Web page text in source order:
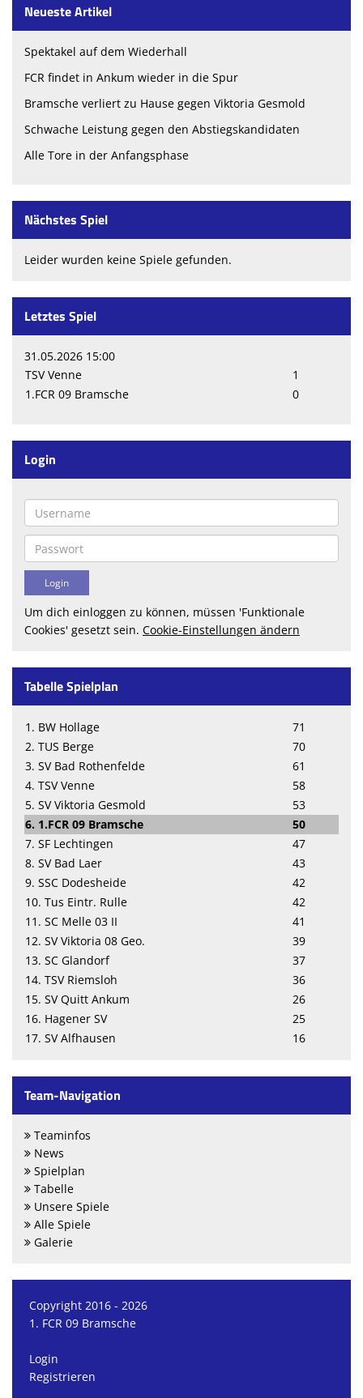
Neueste Artikel
Spektakel auf dem Wiederhall
FCR findet in Ankum wieder in die Spur
Bramsche verliert zu Hause gegen Viktoria Gesmold
Schwache Leistung gegen den Abstiegskandidaten
Alle Tore in der Anfangsphase
Nächstes Spiel
Leider wurden keine Spiele gefunden.
Letztes Spiel
31.05.2026 15:00
TSV Venne
1
1.FCR 09 Bramsche
0
Login
Um dich einloggen zu können, müssen 'Funktionale
Cookies' gesetzt sein. Cookie-Einstellungen ändern
Tabelle Spielplan
1. BW Hollage
71
2. TUS Berge
70
3. SV Bad Rothenfelde
61
4. TSV Venne
58
5. SV Viktoria Gesmold
53
6. 1.FCR 09 Bramsche
50
7. SF Lechtingen
47
8. SV Bad Laer
43
9. SSC Dodesheide
42
10. Tus Eintr. Rulle
42
11. SC Melle 03 II
41
12. SV Viktoria 08 Geo.
39
13. SC Glandorf
37
14. TSV Riemsloh
36
15. SV Quitt Ankum
26
16. Hagener SV
25
17. SV Alfhausen
16
Team-Navigation
Teaminfos
News
Spielplan
Tabelle
Unsere Spiele
Alle Spiele
Galerie
Copyright 2016 - 2026
1. FCR 09 Bramsche
Login
Registrieren